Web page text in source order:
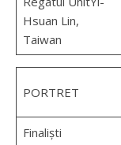
Hsuan Lin,
Taiwan
PORTRET
Finaliști